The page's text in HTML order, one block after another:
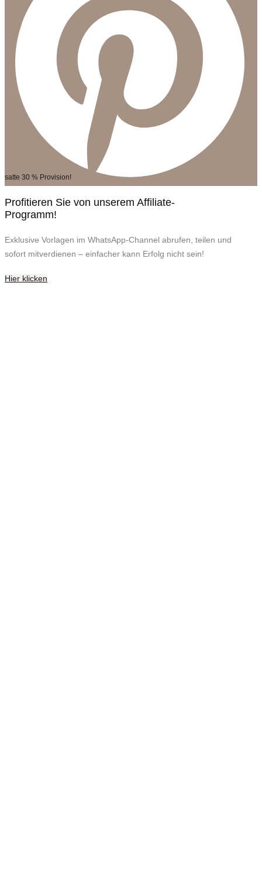
satte 30 % Provision!
Profitieren Sie von unserem Affiliate-
Programm!
Exklusive Vorlagen im WhatsApp-Channel abrufen, teilen und
sofort mitverdienen – einfacher kann Erfolg nicht sein!
Hier klicken